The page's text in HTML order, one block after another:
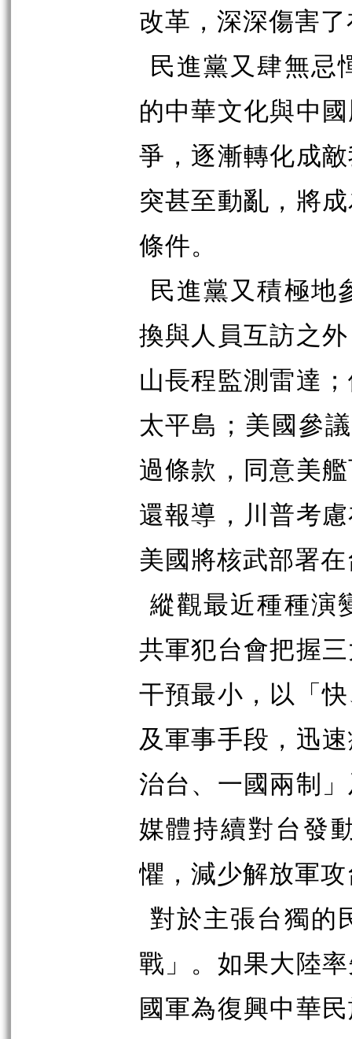
改革，深深傷害
民進黨又肆無忌
的中華文化與中
爭，逐漸轉化成
突甚至動亂，將
條件。
民進黨又積極地
換與人員互訪之
山長程監測雷達
太平島；美國參
過條款，同意美
還報導，川普考
美國將核武部署
縱觀最近種種演
共軍犯台會把握
干預最小，以「
及軍事手段，迅
治台、一國兩制
媒體持續對台發
懼，減少解放軍
對於主張台獨的
戰」。如果大陸
國軍為復興中華